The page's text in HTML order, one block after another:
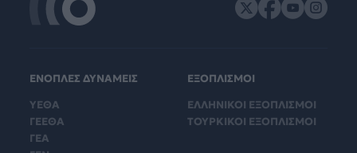
ΕΝΟΠΛΕΣ ΔΥΝΑΜΕΙΣ
ΥΕΘΑ
ΓΕΕΘΑ
ΓΕΑ
ΕΞΟΠΛΙΣΜΟΙ
ΕΛΛΗΝΙΚΟΙ ΕΞΟΠΛΙΣΜΟΙ
ΤΟΥΡΚΙΚΟΙ ΕΞΟΠΛΙΣΜΟΙ